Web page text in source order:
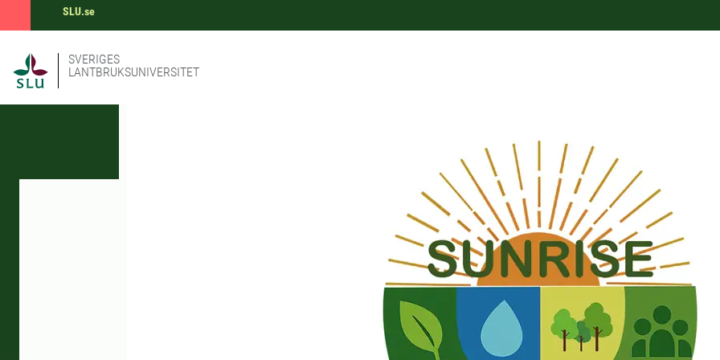
SLU.se
SVERIGES
LANTBRUKSUNIVERSITET